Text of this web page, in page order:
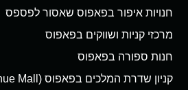
חנויות איפור בפאפוס שאסור לפספס
מרכזי קניות ושווקים בפאפוס
חנות ספורה בפאפוס
קניון שדרת המלכים בפאפוס (Kings Avenue Mall)